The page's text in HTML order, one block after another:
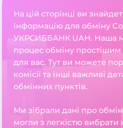
На цій сторінці ви
інформацію для обміну
УКРСИББАНК UAH. Наша
процес обміну простішим
для вас. Тут ви можете
комісії та інші важливі
обмінних пунктів.
Ми зібрали дані про
могли з легкістю вибрати